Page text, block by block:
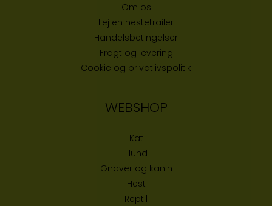
Om os
Lej en hestetrailer
Handelsbetingelser
Fragt og levering
Cookie og privatlivspolitik
WEBSHOP
Kat
Hund
Gnaver og kanin
Hest
Reptil